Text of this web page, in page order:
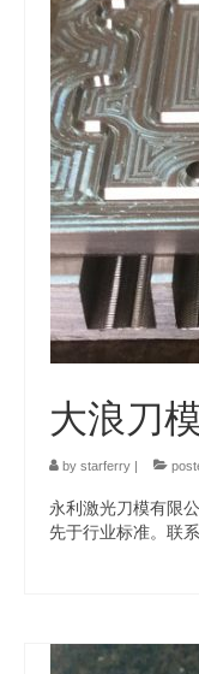
关于永利
联系我们
大浪刀
by starferry |
永利激光刀模有限
先于行业标准。联